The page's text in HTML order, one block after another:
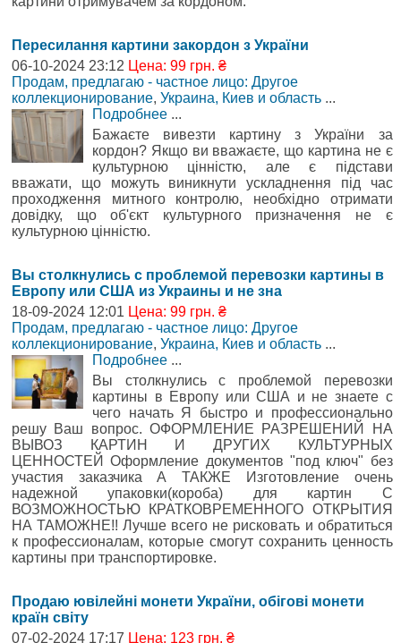
Пересилання картини закордон з України
06-10-2024 23:12 Цена: 99 грн. ₴
Продам, предлагаю - частное лицо: Другое
коллекционирование, Украина, Киев и область ...
Подробнее ...
Бажаєте вивезти картину з України за
кордон? Якщо ви вважаєте, що картина не є
культурною цінністю, але є підстави
вважати, що можуть виникнути ускладнення під час
проходження митного контролю, необхідно отримати
довідку, що об'єкт культурного призначення не є
культурною цінністю.
Вы столкнулись с проблемой перевозки картины в
Европу или США из Украины и не зна
18-09-2024 12:01 Цена: 99 грн. ₴
Продам, предлагаю - частное лицо: Другое
коллекционирование, Украина, Киев и область ...
Подробнее ...
Вы столкнулись с проблемой перевозки
картины в Европу или США и не знаете с
чего начать Я быстро и профессионально
решу Ваш вопрос. ОФОРМЛЕНИЕ РАЗРЕШЕНИЙ НА
ВЫВОЗ КАРТИН И ДРУГИХ КУЛЬТУРНЫХ
ЦЕННОСТЕЙ Оформление документов "под ключ" без
участия заказчика А ТАКЖЕ Изготовление очень
надежной упаковки(короба) для картин С
ВОЗМОЖНОСТЬЮ КРАТКОВРЕМЕННОГО ОТКРЫТИЯ
НА ТАМОЖНЕ!! Лучше всего не рисковать и обратиться
к профессионалам, которые смогут сохранить ценность
картины при транспортировке.
Продаю ювілейні монети України, обігові монети
країн світу
07-02-2024 17:17 Цена: 123 грн. ₴